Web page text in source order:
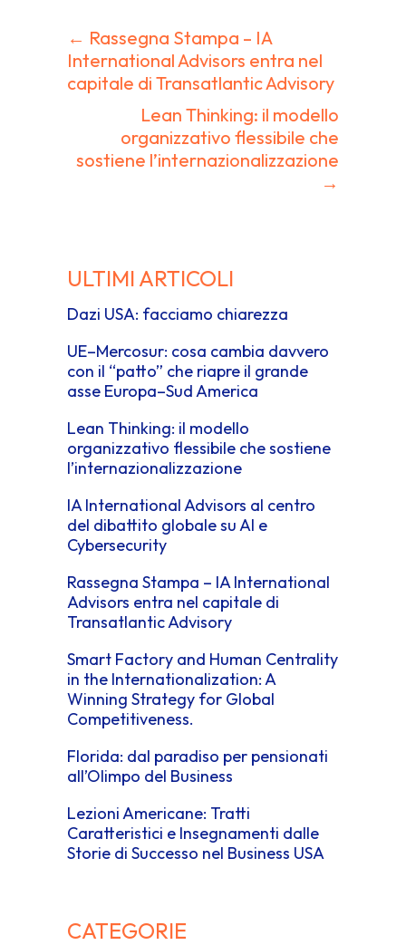
Navigazione
articoli
← Rassegna Stampa – IA
International Advisors entra nel
capitale di Transatlantic Advisory
Lean Thinking: il modello
organizzativo flessibile che
sostiene l’internazionalizzazione
→
ULTIMI ARTICOLI
Dazi USA: facciamo chiarezza
UE–Mercosur: cosa cambia davvero
con il “patto” che riapre il grande
asse Europa–Sud America
Lean Thinking: il modello
organizzativo flessibile che sostiene
l’internazionalizzazione
IA International Advisors al centro
del dibattito globale su AI e
Cybersecurity
Rassegna Stampa – IA International
Advisors entra nel capitale di
Transatlantic Advisory
Smart Factory and Human Centrality
in the Internationalization: A
Winning Strategy for Global
Competitiveness.
Florida: dal paradiso per pensionati
all’Olimpo del Business
Lezioni Americane: Tratti
Caratteristici e Insegnamenti dalle
Storie di Successo nel Business USA
CATEGORIE